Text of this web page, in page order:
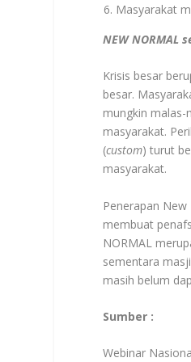
Masyarakat
NEW NORMAL
Krisis besar
besar.
mungkin malas-
masyarakat.
(custom) turut
masyarakat.
Penerapan
membuat
NORMAL
sementara
masih belum
Sumber :
Webinar